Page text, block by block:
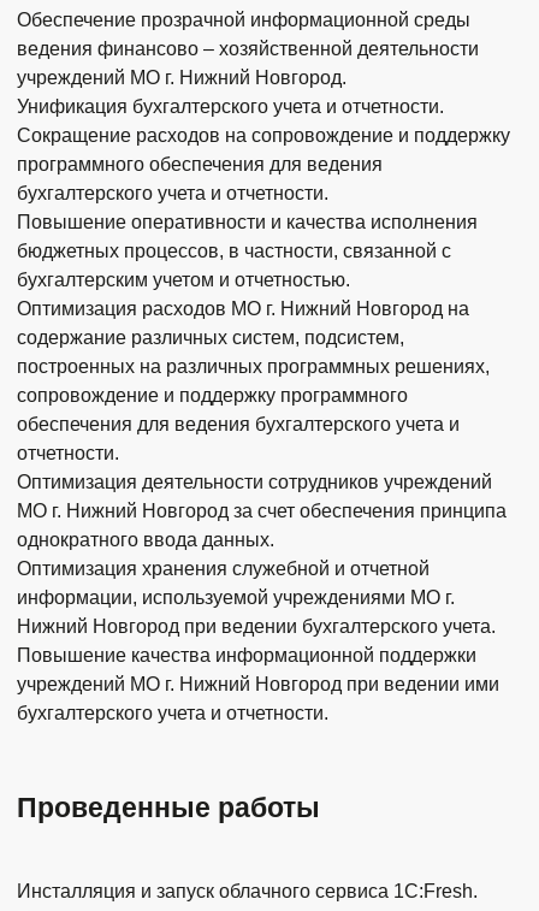
Обеспечение прозрачной информационной среды
ведения финансово – хозяйственной деятельности
учреждений МО г. Нижний Новгород.
Унификация бухгалтерского учета и отчетности.
Сокращение расходов на сопровождение и поддержку
программного обеспечения для ведения
бухгалтерского учета и отчетности.
Повышение оперативности и качества исполнения
бюджетных процессов, в частности, связанной с
бухгалтерским учетом и отчетностью.
Оптимизация расходов МО г. Нижний Новгород на
содержание различных систем, подсистем,
построенных на различных программных решениях,
сопровождение и поддержку программного
обеспечения для ведения бухгалтерского учета и
отчетности.
Оптимизация деятельности сотрудников учреждений
МО г. Нижний Новгород за счет обеспечения принципа
однократного ввода данных.
Оптимизация хранения служебной и отчетной
информации, используемой учреждениями МО г.
Нижний Новгород при ведении бухгалтерского учета.
Повышение качества информационной поддержки
учреждений МО г. Нижний Новгород при ведении ими
бухгалтерского учета и отчетности.
Проведенные работы
Инсталляция и запуск облачного сервиса 1С:Fresh.